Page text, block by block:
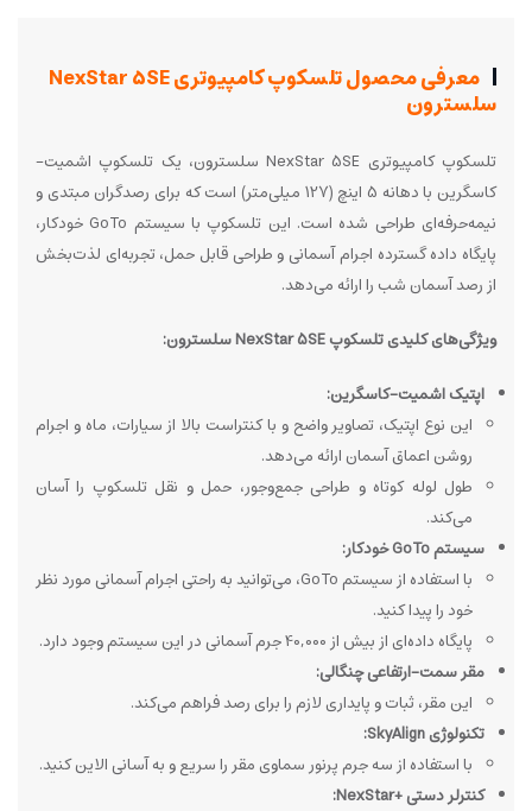
معرفی محصول تلسکوپ کامپیوتری NexStar 5SE
سلسترون
تلسکوپ کامپیوتری NexStar 5SE سلسترون، یک تلسکوپ اشمیت-
کاسگرین با دهانه 5 اینچ (127 میلی‌متر) است که برای رصدگران مبتدی و
نیمه‌حرفه‌ای طراحی شده است. این تلسکوپ با سیستم GoTo خودکار،
پایگاه داده گسترده اجرام آسمانی و طراحی قابل حمل، تجربه‌ای لذت‌بخش
از رصد آسمان شب را ارائه می‌دهد.
ویژگی‌های کلیدی تلسکوپ NexStar 5SE سلسترون:
اپتیک اشمیت-کاسگرین:
این نوع اپتیک، تصاویر واضح و با کنتراست بالا از سیارات، ماه و اجرام
روشن اعماق آسمان ارائه می‌دهد.
طول لوله کوتاه و طراحی جمع‌وجور، حمل و نقل تلسکوپ را آسان
می‌کند.
سیستم GoTo خودکار:
با استفاده از سیستم GoTo، می‌توانید به راحتی اجرام آسمانی مورد نظر
خود را پیدا کنید.
پایگاه داده‌ای از بیش از 40,000 جرم آسمانی در این سیستم وجود دارد.
مقر سمت-ارتفاعی چنگالی:
این مقر، ثبات و پایداری لازم را برای رصد فراهم می‌کند.
تکنولوژی SkyAlign:
با استفاده از سه جرم پرنور سماوی مقر را سریع و به آسانی الاین کنید.
کنترلر دستی NexStar+‎: